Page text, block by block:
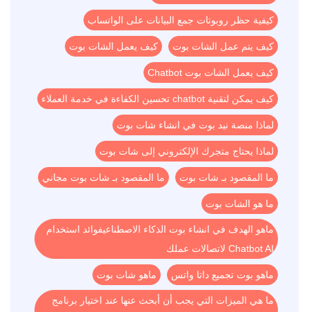
كيفية حظر روبوتات جمع البيانات على الواتساب
كيف يتم عمل الشات بوت كيف يعمل الشات بوت
كيف يعمل الشات بوت Chatbot
كيف يمكن لتقنية chatbot تحسين الكفاءة في خدمة العملاء
لماذا منصة نيد بوت في انشاء شات بوت
لماذا يحتاج متجرك الإلكتروني إلى شات بوت
ما المقصود بـ شات بوت ما المقصود بـ شات بوت مجاني
ما هو الشات بوت
ماهو الهدف في انشاء بوت الذكاء الاصطناعيفوائد استخدام
Chatbot AI لاتصالات عملك
ماهو بوت تجميع داتا واتس ماهو شات بوت
ما هي الميزات التي يجب أن أبحث عنها عند اختيار برنامج